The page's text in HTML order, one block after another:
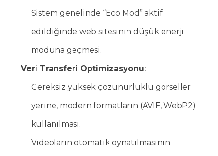
Sistem genelinde “Eco Mod” aktif
edildiğinde web sitesinin düşük enerji
moduna geçmesi.
Veri Transferi Optimizasyonu:
Gereksiz yüksek çözünürlüklü görseller
yerine, modern formatların (AVIF, WebP2)
kullanılması.
Videoların otomatik oynatılmasının